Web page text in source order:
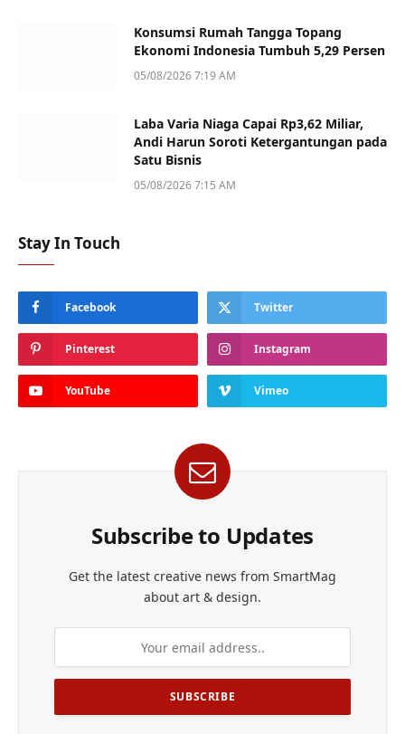
Konsumsi Rumah Tangga Topang
Ekonomi Indonesia Tumbuh 5,29 Persen
05/08/2026 7:19 AM
Laba Varia Niaga Capai Rp3,62 Miliar,
Andi Harun Soroti Ketergantungan pada
Satu Bisnis
05/08/2026 7:15 AM
Stay In Touch
Facebook Twitter
Pinterest Instagram
YouTube Vimeo
Subscribe to Updates
Get the latest creative news from SmartMag
about art & design.